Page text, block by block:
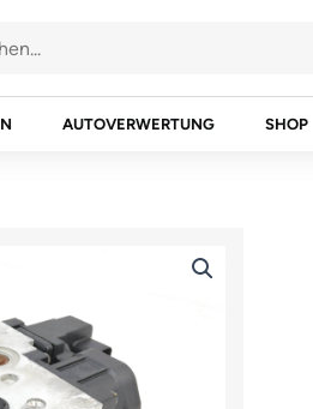
AUTOVERWERTUNG SHOP